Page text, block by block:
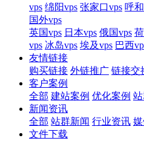
vps 绵阳vps 张家口vps 呼
国外vps
英国vps 日本vps 俄国vps
vps 冰岛vps 埃及vps 巴西
友情链接
购买链接 外链推广 链接交
客户案例
全部 建站案例 优化案例
新闻资讯
全部 站群新闻 行业资讯
文件下载